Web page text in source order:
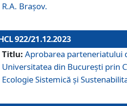
R.A. Brașov.
922/21.12.2023
Titlu: Aprobarea parteneriatului
Universitatea din București prin
Ecologie Sistemică și